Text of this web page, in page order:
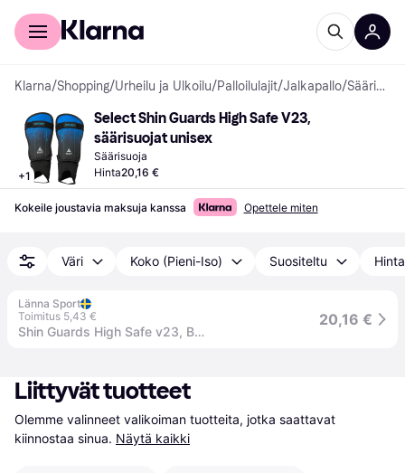
Kuluttajille
Klarna/Shopping/Urheilu ja Ulkoilu/Palloilulajit/Jalkapallo/ Säärisuojat
+1
Select Shin Guards High Safe V23,
säärisuojat unisex
Säärisuoja
Hinta20,16 €
Kokeile joustavia maksuja kanssa Opettele miten
Väri Koko (Pieni-Iso) Suositeltu
Länna Sport
Toimitus 5,43 €
Shin Guards High Safe v23, BLUE/BLACK, XXS
20,16 €
Liittyvät tuotteet
Olemme valinneet valikoiman tuotteita, jotka saattavat
kiinnostaa sinua. Näytä kaikki